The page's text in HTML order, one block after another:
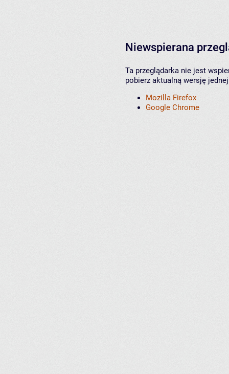
Niewspierana
Ta przeglądarka nie jest
pobierz aktualną wersję
Mozilla Firefox
Google Chrome